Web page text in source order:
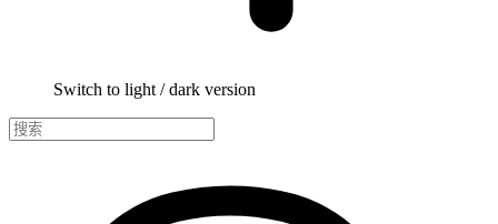
Switch to light / dark version